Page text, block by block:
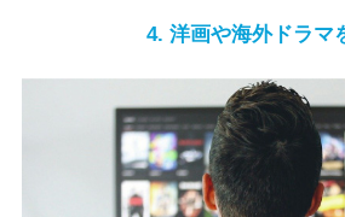
4. 洋画や海外ドラマ